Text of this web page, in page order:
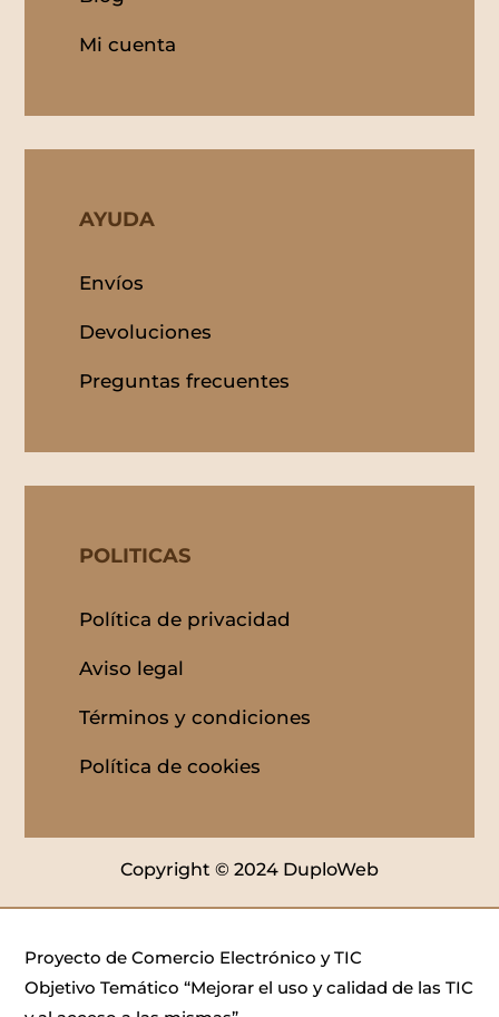
Mi cuenta
AYUDA
Envíos
Devoluciones
Preguntas frecuentes
POLITICAS
Política de privacidad
Aviso legal
Términos y condiciones
Política de cookies
Copyright © 2024 DuploWeb
Proyecto de Comercio Electrónico y TIC
Objetivo Temático “Mejorar el uso y calidad de las TIC